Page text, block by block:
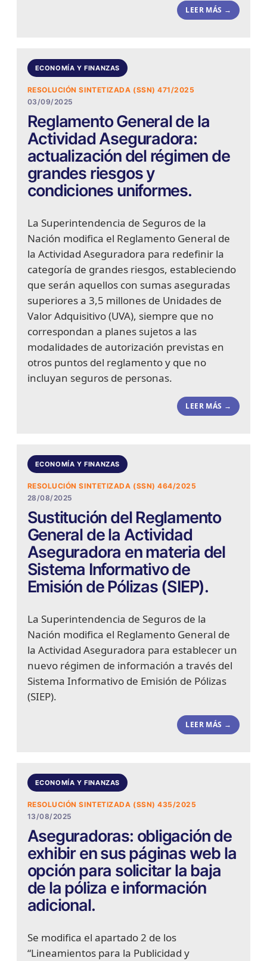
LEER MÁS →
ECONOMÍA Y FINANZAS
RESOLUCIÓN SINTETIZADA (SSN) 471/2025
03/09/2025
Reglamento General de la
Actividad Aseguradora:
actualización del régimen de
grandes riesgos y
condiciones uniformes.
La Superintendencia de Seguros de la
Nación modifica el Reglamento General de
la Actividad Aseguradora para redefinir la
categoría de grandes riesgos, estableciendo
que serán aquellos con sumas aseguradas
superiores a 3,5 millones de Unidades de
Valor Adquisitivo (UVA), siempre que no
correspondan a planes sujetos a las
modalidades de autorización previstas en
otros puntos del reglamento y que no
incluyan seguros de personas.
LEER MÁS →
ECONOMÍA Y FINANZAS
RESOLUCIÓN SINTETIZADA (SSN) 464/2025
28/08/2025
Sustitución del Reglamento
General de la Actividad
Aseguradora en materia del
Sistema Informativo de
Emisión de Pólizas (SIEP).
La Superintendencia de Seguros de la
Nación modifica el Reglamento General de
la Actividad Aseguradora para establecer un
nuevo régimen de información a través del
Sistema Informativo de Emisión de Pólizas
(SIEP).
LEER MÁS →
ECONOMÍA Y FINANZAS
RESOLUCIÓN SINTETIZADA (SSN) 435/2025
13/08/2025
Aseguradoras: obligación de
exhibir en sus páginas web la
opción para solicitar la baja
de la póliza e información
adicional.
Se modifica el apartado 2 de los
“Lineamientos para la Publicidad y